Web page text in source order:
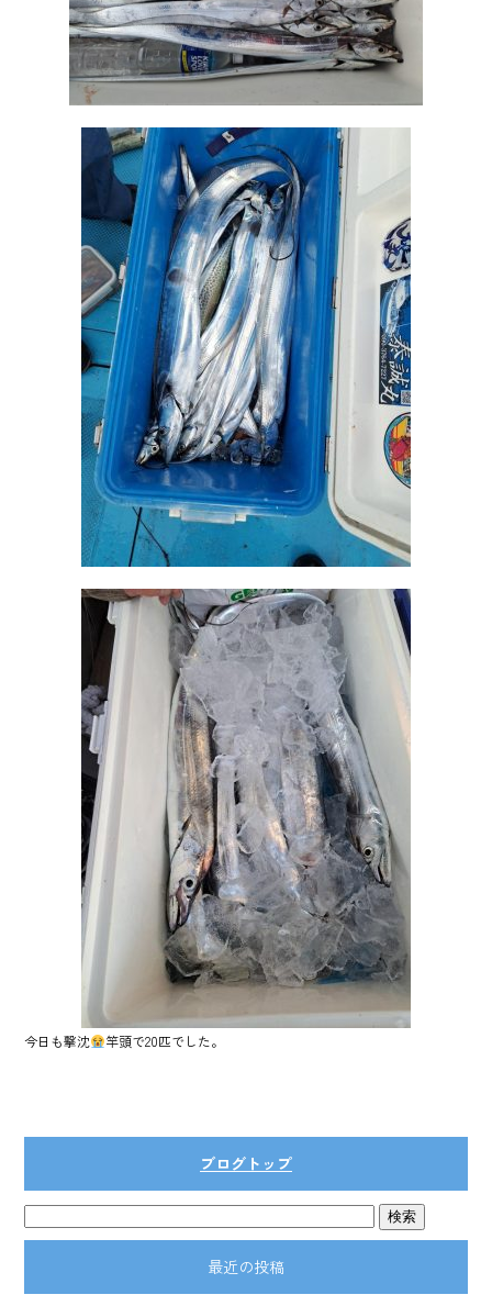
今日も撃沈 竿頭で20匹でした。
ブログトップ
最近の投稿